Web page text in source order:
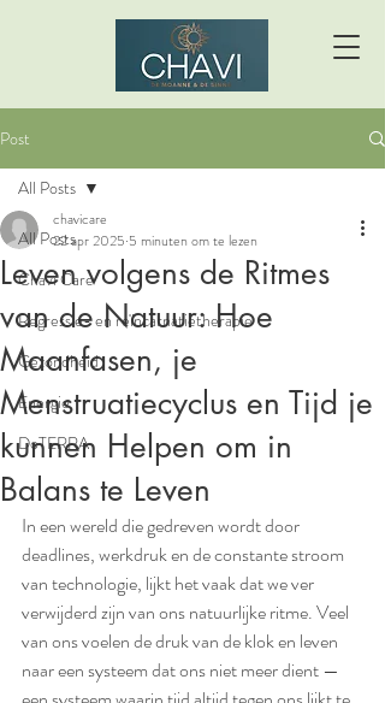
Post
All Posts
Chavi Care
Regressie- en reïncarnatietherapie
Gezondheid
Energie
DoTERRA
All Posts
Leven volgens de Ritmes
van de Natuur: Hoe
Maanfasen, je
Menstruatiecyclus en Tijd je
kunnen Helpen om in
Balans te Leven
chavicare
22 apr 2025 5 minuten om te lezen
In een wereld die gedreven wordt door
deadlines, werkdruk en de constante stroom
van technologie, lijkt het vaak dat we ver
verwijderd zijn van ons natuurlijke ritme. Veel
van ons voelen de druk van de klok en leven
naar een systeem dat ons niet meer dient —